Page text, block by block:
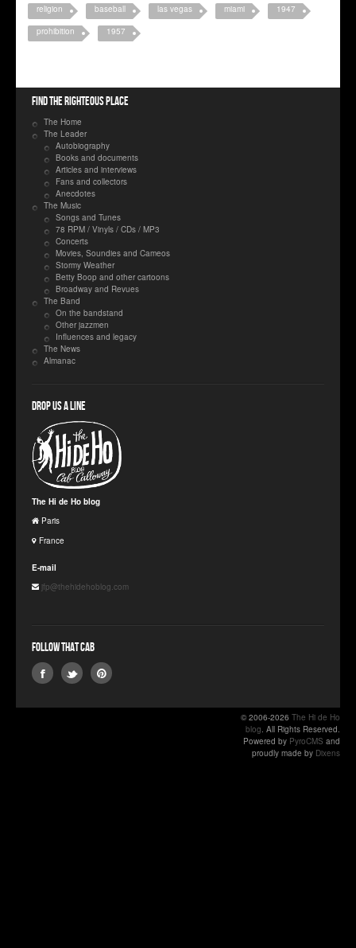
religion
baseball las vegas miami
1947
prohibition
1957
Find the righteous place
The Home
The Leader
Autobiography
Books and documents
Articles and interviews
Fans and collectors
Anecdotes
The Music
Songs and Tunes
78 RPM / Vinyls / CDs / MP3
Concerts
Movies, Soundies and Cameos
Stormy Weather
Betty Boop and other cartoons
Broadway and Revues
The Band
On the bandstand
Other jazzmen
Influences and legacy
The News
Almanac
Drop us a line
The Hi de Ho blog
Paris
France
E-mail
jfp@thehidehoblog.com
Follow that Cab
© 2006-2026 The Hi de Ho
blog . All Rights Reserved.
Powered by PyroCMS and
proudly made by Dixens